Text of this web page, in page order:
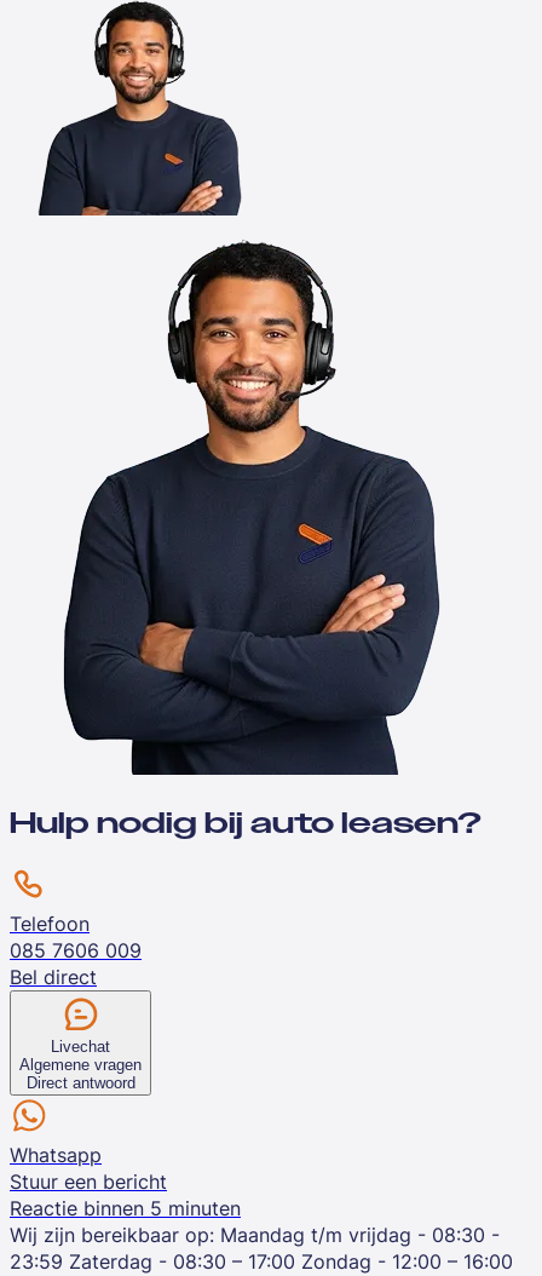
Hulp nodig bij auto leasen?
Telefoon
085 7606 009
Bel direct
Livechat
Algemene vragen
Direct antwoord
Whatsapp
Stuur een bericht
Reactie binnen 5 minuten
Wij zijn bereikbaar op: Maandag t/m vrijdag - 08:30 -
23:59 Zaterdag - 08:30 – 17:00 Zondag - 12:00 – 16:00